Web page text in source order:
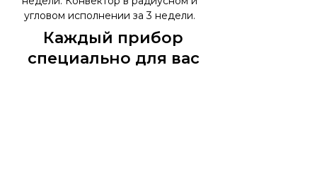
решетка, которую
хочется потрогать.
угловом исполнении за 3 недели.
Каждый прибор
специально для вас